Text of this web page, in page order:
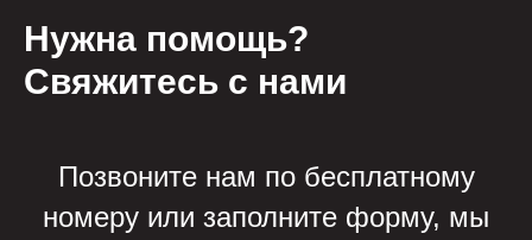
Нужна помощь?
Свяжитесь с нами
Позвоните нам по бесплатному
номеру или заполните форму, мы